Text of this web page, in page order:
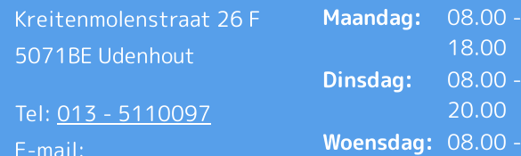
Kreitenmolenstraat 26 F
5071BE Udenhout
Tel: 013 - 5110097
E-mail:
Maandag:
08.00 -
18.00
Dinsdag:
08.00 -
20.00
Woensdag: 08.00 -